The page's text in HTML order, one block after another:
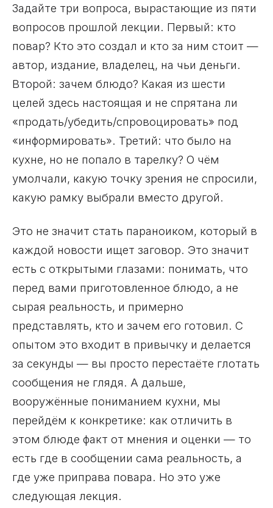
Задайте три вопроса, вырастающие из пяти
вопросов прошлой лекции. Первый: кто
повар? Кто это создал и кто за ним стоит —
автор, издание, владелец, на чьи деньги.
Второй: зачем блюдо? Какая из шести
целей здесь настоящая и не спрятана ли
«продать/убедить/спровоцировать» под
«информировать». Третий: что было на
кухне, но не попало в тарелку? О чём
умолчали, какую точку зрения не спросили,
какую рамку выбрали вместо другой.
Это не значит стать параноиком, который в
каждой новости ищет заговор. Это значит
есть с открытыми глазами: понимать, что
перед вами приготовленное блюдо, а не
сырая реальность, и примерно
представлять, кто и зачем его готовил. С
опытом это входит в привычку и делается
за секунды — вы просто перестаёте глотать
сообщения не глядя. А дальше,
вооружённые пониманием кухни, мы
перейдём к конкретике: как отличить в
этом блюде факт от мнения и оценки — то
есть где в сообщении сама реальность, а
где уже приправа повара. Но это уже
следующая лекция.